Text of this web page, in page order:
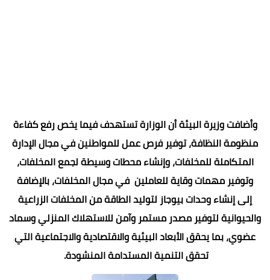
وأضافت وزيرة البيئة أن الوزارة تستهدف فيما يخص رفع كفاءة
منظومة النظافة، توفير فرص عمل للمواطنين في مجال الإدارة
المتكاملة للمخلفات، وإنشاء محطات وسيطة لجمع المخلفات،
وتوفير مهمات وقاية للعاملين في مجال المخلفات، بالإضافة
إلى إنشاء وحدات بيوجاز لتوليد الطاقة من المخلفات الزراعية
والحيوانية لتوفير مصدر مستمر وآمن للاستهلاك المنزلي وسماد
عضوي، بما يحقق الأبعاد البيئية والاقتصادية والاجتماعية التي
تحقق التنمية المستدامة المنشودة.